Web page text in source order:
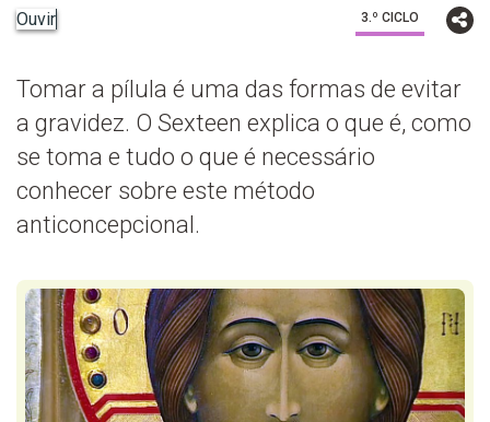
Ouvir 3.º CICLO
Tomar a pílula é uma das formas de evitar
a gravidez. O Sexteen explica o que é, como
se toma e tudo o que é necessário
conhecer sobre este método
anticoncepcional.